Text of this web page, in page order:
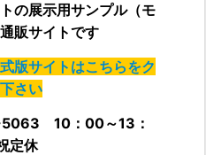
の展示用サンプル（モ
販サイトです
版サイトはこちらをク
さい
10：00～13：
定休